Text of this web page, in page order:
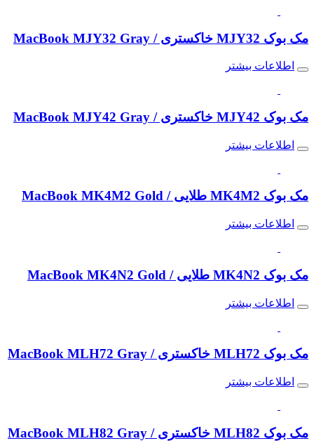
مک بوک MJY32 خاکستری / MacBook MJY32 Gray
اطلاعات بیشتر
مک بوک MJY42 خاکستری / MacBook MJY42 Gray
اطلاعات بیشتر
مک بوک MK4M2 طلایی / MacBook MK4M2 Gold
اطلاعات بیشتر
مک بوک MK4N2 طلایی / MacBook MK4N2 Gold
اطلاعات بیشتر
مک بوک MLH72 خاکستری / MacBook MLH72 Gray
اطلاعات بیشتر
مک بوک MLH82 خاکستری / MacBook MLH82 Gray